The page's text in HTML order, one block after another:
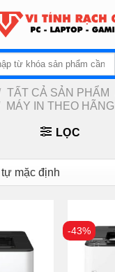
TẤT CẢ SẢN PHẨM
MÁY IN THEO HÃNG
LỌC
-43%